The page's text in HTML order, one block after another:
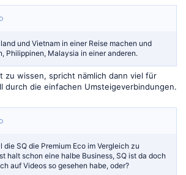
und Vietnam in einer Reise machen und
Philippinen, Malaysia in einer anderen.
zu wissen, spricht nämlich dann viel für
durch die einfachen Umsteigeverbindungen.
die SQ die Premium Eco im Vergleich zu
halt schon eine halbe Business, SQ ist da doch
auf Videos so gesehen habe, oder?